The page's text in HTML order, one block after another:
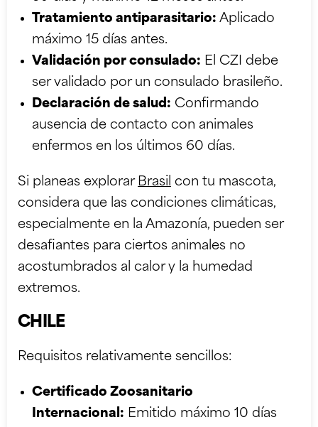
Tratamiento antiparasitario: Aplicado
máximo 15 días antes.
Validación por consulado: El CZI debe
ser validado por un consulado brasileño.
Declaración de salud: Confirmando
ausencia de contacto con animales
enfermos en los últimos 60 días.
Si planeas explorar Brasil con tu mascota,
considera que las condiciones climáticas,
especialmente en la Amazonía, pueden ser
desafiantes para ciertos animales no
acostumbrados al calor y la humedad
extremos.
CHILE
Requisitos relativamente sencillos:
Certificado Zoosanitario
Internacional: Emitido máximo 10 días